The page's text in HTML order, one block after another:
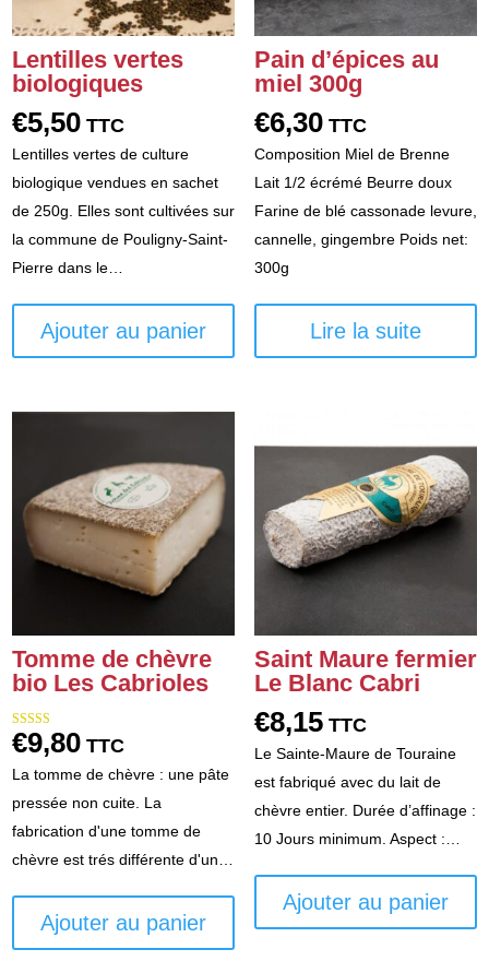
Lentilles vertes
biologiques
€5,50 TTC
Lentilles vertes de culture
biologique vendues en sachet
de 250g. Elles sont cultivées sur
la commune de Pouligny-Saint-
Pierre dans le…
Ajouter au panier
Pain d’épices au
miel 300g
€6,30 TTC
Composition Miel de Brenne
Lait 1/2 écrémé Beurre doux
Farine de blé cassonade levure,
cannelle, gingembre Poids net:
300g
Lire la suite
Tomme de chèvre
bio Les Cabrioles
Note
5.00
€9,80 TTC
La tomme de chèvre : une pâte
pressée non cuite. La
fabrication d'une tomme de
chèvre est trés différente d'un…
Ajouter au panier
Saint Maure fermier
Le Blanc Cabri
€8,15 TTC
Le Sainte-Maure de Touraine
est fabriqué avec du lait de
chèvre entier. Durée d’affinage :
10 Jours minimum. Aspect :…
Ajouter au panier